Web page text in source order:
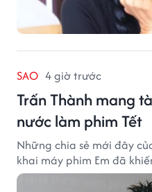
SAO 4 giờ trước
Trấn Thành mang
nước làm phim Tết
Những chia sẻ mới đây
khai máy phim Em đã